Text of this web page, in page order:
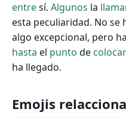
entresí. Algunos la
esta peculiaridad. No se
algo excepcional, pero
hasta el punto de colocar
ha llegado.
Emojis